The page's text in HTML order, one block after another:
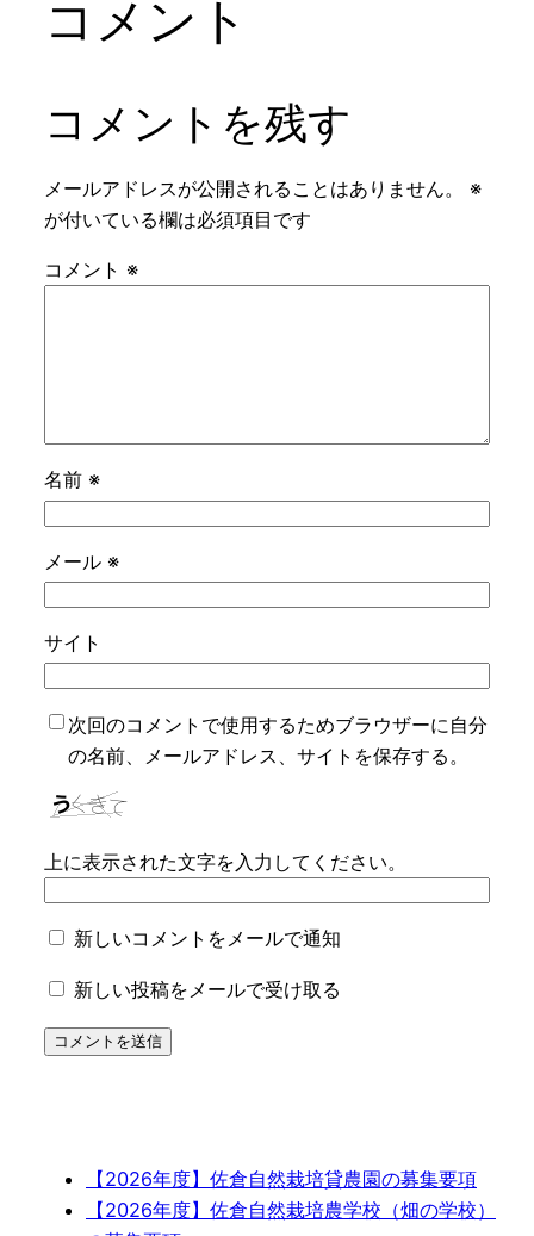
コメント
コメントを残す
メールアドレスが公開されることはありません。
※
が付いている欄は必須項目です
コメント ※
名前 ※
メール ※
サイト
次回のコメントで使用するためブラウザーに自分
の名前、メールアドレス、サイトを保存する。
上に表示された文字を入力してください。
新しいコメントをメールで通知
新しい投稿をメールで受け取る
【2026年度】佐倉自然栽培貸農園の募集要項
【2026年度】佐倉自然栽培農学校（畑の学校）